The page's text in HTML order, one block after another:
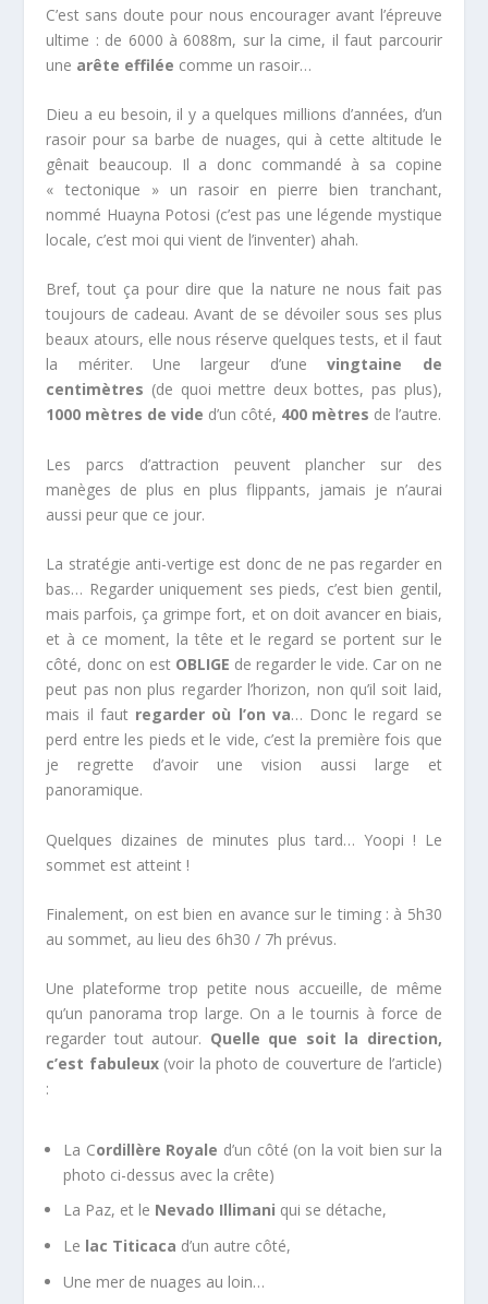
C’est sans doute pour nous encourager avant l’épreuve
ultime : de 6000 à 6088m, sur la cime, il faut parcourir
une arête effilée comme un rasoir…
Dieu a eu besoin, il y a quelques millions d’années, d’un
rasoir pour sa barbe de nuages, qui à cette altitude le
gênait beaucoup. Il a donc commandé à sa copine
« tectonique » un rasoir en pierre bien tranchant,
nommé Huayna Potosi (c’est pas une légende mystique
locale, c’est moi qui vient de l’inventer) ahah.
Bref, tout ça pour dire que la nature ne nous fait pas
toujours de cadeau. Avant de se dévoiler sous ses plus
beaux atours, elle nous réserve quelques tests, et il faut
la mériter. Une largeur d’unevingtaine de
centimètres (de quoi mettre deux bottes, pas plus),
1000 mètres de vide d’un côté, 400 mètres de l’autre.
Les parcs d’attraction peuvent plancher sur des
manèges de plus en plus flippants, jamais je n’aurai
aussi peur que ce jour.
La stratégie anti-vertige est donc de ne pas regarder en
bas… Regarder uniquement ses pieds, c’est bien gentil,
mais parfois, ça grimpe fort, et on doit avancer en biais,
et à ce moment, la tête et le regard se portent sur le
côté, donc on est OBLIGE de regarder le vide. Car on ne
peut pas non plus regarder l’horizon, non qu’il soit laid,
mais il faut regarder où l’on va… Donc le regard se
perd entre les pieds et le vide, c’est la première fois que
je regrette d’avoir une vision aussi large et
panoramique.
Quelques dizaines de minutes plus tard… Yoopi ! Le
sommet est atteint !
Finalement, on est bien en avance sur le timing : à 5h30
au sommet, au lieu des 6h30 / 7h prévus.
Une plateforme trop petite nous accueille, de même
qu’un panorama trop large. On a le tournis à force de
regarder tout autour. Quelle que soit la direction,
c’est fabuleux (voir la photo de couverture de l’article)
:
La Cordillère Royale d’un côté (on la voit bien sur la
photo ci-dessus avec la crête)
La Paz, et le Nevado Illimani qui se détache,
Le lac Titicaca d’un autre côté,
Une mer de nuages au loin…